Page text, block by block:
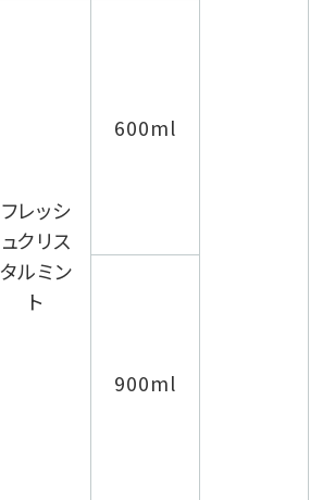
フレッシ
ュクリス
タルミン
ト
600ml
900ml